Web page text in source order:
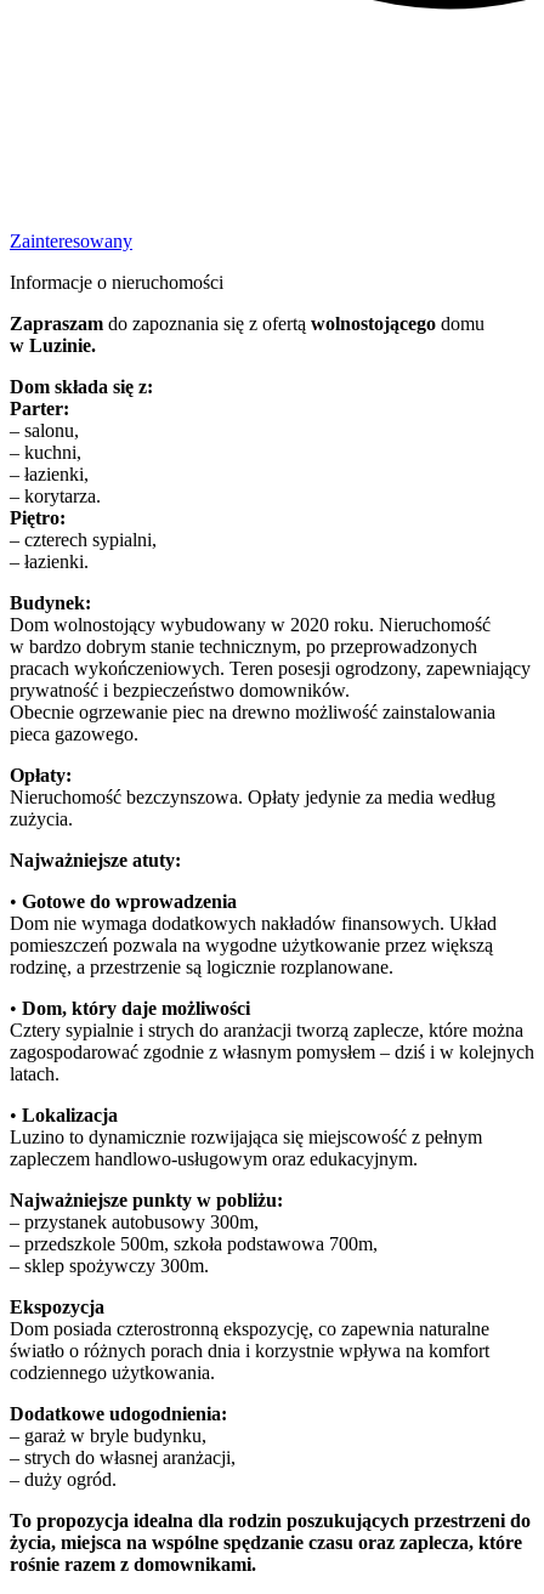
Zainteresowany
Informacje o nieruchomości
Zapraszam do zapoznania się z ofertą wolnostojącego domu
w Luzinie.
Dom składa się z:
Parter:
– salonu,
– kuchni,
– łazienki,
– korytarza.
Piętro:
– czterech sypialni,
– łazienki.
Budynek:
Dom wolnostojący wybudowany w 2020 roku. Nieruchomość
w bardzo dobrym stanie technicznym, po przeprowadzonych
pracach wykończeniowych. Teren posesji ogrodzony, zapewniający
prywatność i bezpieczeństwo domowników.
Obecnie ogrzewanie piec na drewno możliwość zainstalowania
pieca gazowego.
Opłaty:
Nieruchomość bezczynszowa. Opłaty jedynie za media według
zużycia.
Najważniejsze atuty:
• Gotowe do wprowadzenia
Dom nie wymaga dodatkowych nakładów finansowych. Układ
pomieszczeń pozwala na wygodne użytkowanie przez większą
rodzinę, a przestrzenie są logicznie rozplanowane.
• Dom, który daje możliwości
Cztery sypialnie i strych do aranżacji tworzą zaplecze, które można
zagospodarować zgodnie z własnym pomysłem – dziś i w kolejnych
latach.
• Lokalizacja
Luzino to dynamicznie rozwijająca się miejscowość z pełnym
zapleczem handlowo-usługowym oraz edukacyjnym.
Najważniejsze punkty w pobliżu:
– przystanek autobusowy 300m,
– przedszkole 500m, szkoła podstawowa 700m,
– sklep spożywczy 300m.
Ekspozycja
Dom posiada czterostronną ekspozycję, co zapewnia naturalne
światło o różnych porach dnia i korzystnie wpływa na komfort
codziennego użytkowania.
Dodatkowe udogodnienia:
– garaż w bryle budynku,
– strych do własnej aranżacji,
– duży ogród.
To propozycja idealna dla rodzin poszukujących przestrzeni do
życia, miejsca na wspólne spędzanie czasu oraz zaplecza, które
rośnie razem z domownikami.